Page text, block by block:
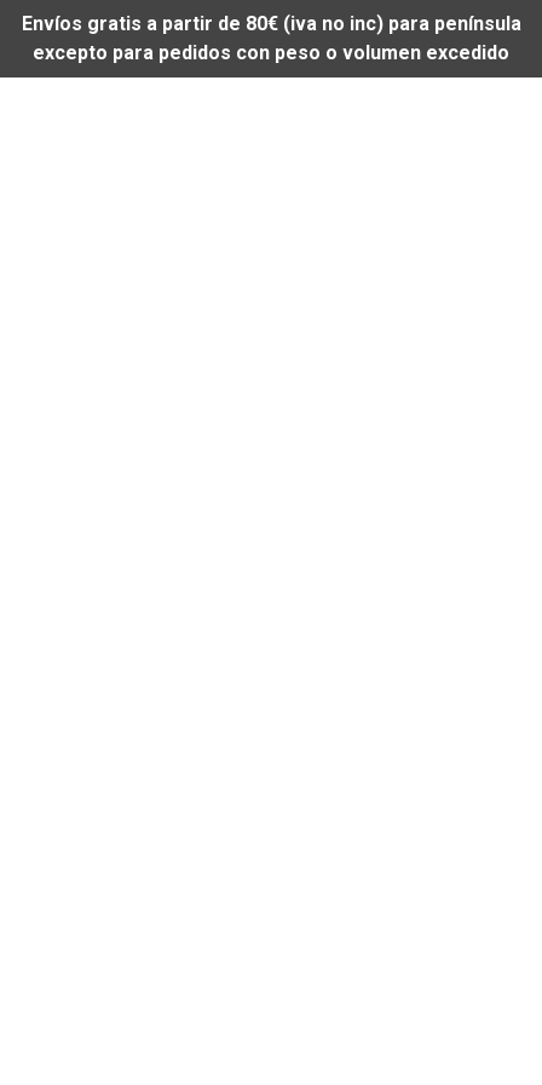
Envíos gratis a partir de 80€ (iva no inc) para península
excepto para pedidos con peso o volumen excedido